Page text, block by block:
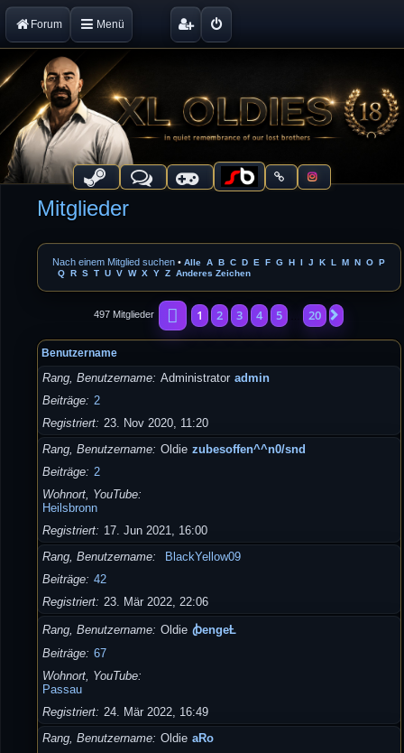
Forum Menü
Mitglieder
Nach einem Mitglied suchen •Alle A B C D E F G H I J K L M N O P
Q R S T U V W X Y Z Anderes Zeichen
497 Mitglieder Seite1von20
1 2 3 4 5 20
Benutzername
Rang, Benutzername Administrator admin
Beiträge 2
Registriert 23. Nov 2020, 11:20
Rang, Benutzername Oldie zubesoffen^^n0/snd
Beiträge 2
Wohnort, YouTube
Heilsbronn
Registriert
17. Jun 2021, 16:00
Rang, Benutzername
BlackYellow09
Beiträge 42
Registriert 23. Mär 2022, 22:06
Rang, Benutzername Oldie ꞗengeȽ
Beiträge 67
Wohnort, YouTube
Passau
Registriert 24. Mär 2022, 16:49
Rang, Benutzername Oldie aRo